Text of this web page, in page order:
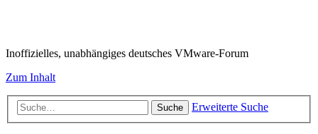
Inoffizielles, unabhängiges deutsches VMware-Forum
Zum Inhalt
Suche Erweiterte Suche